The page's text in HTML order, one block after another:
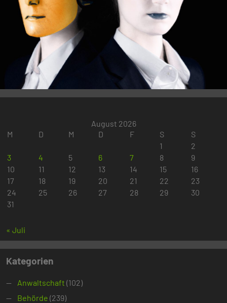
August 2026
M
D M D F S
S
1
2
3
4 5 6 7 8
9
10
11 12 13 14 15
16
17
18 19 20 21 22
23
24
25 26 27 28 29
30
31
« Juli
Kategorien
Anwaltschaft (102)
Behörde (239)